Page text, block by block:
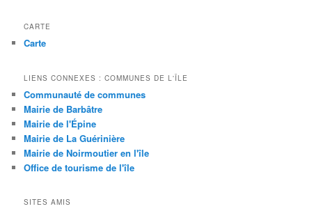
CARTE
Carte
LIENS CONNEXES : COMMUNES DE L'ÎLE
Communauté de communes
Mairie de Barbâtre
Mairie de l'Épine
Mairie de La Guérinière
Mairie de Noirmoutier en l'île
Office de tourisme de l'île
SITES AMIS